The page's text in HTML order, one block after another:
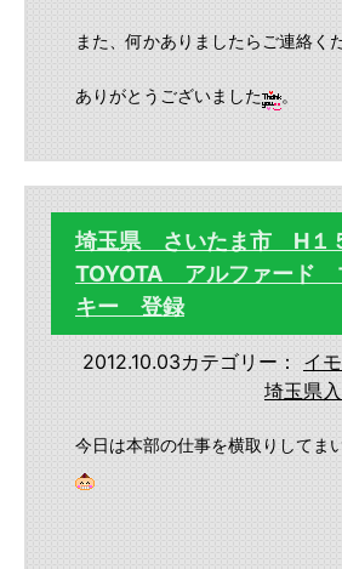
また、何かありましたらご連絡く
ありがとうございました 。
埼玉県 さいたま市 H１
TOYOTA アルファード
キー 登録
2012.10.03カテゴリー：
イ
埼玉県
今日は本部の仕事を横取りしてま